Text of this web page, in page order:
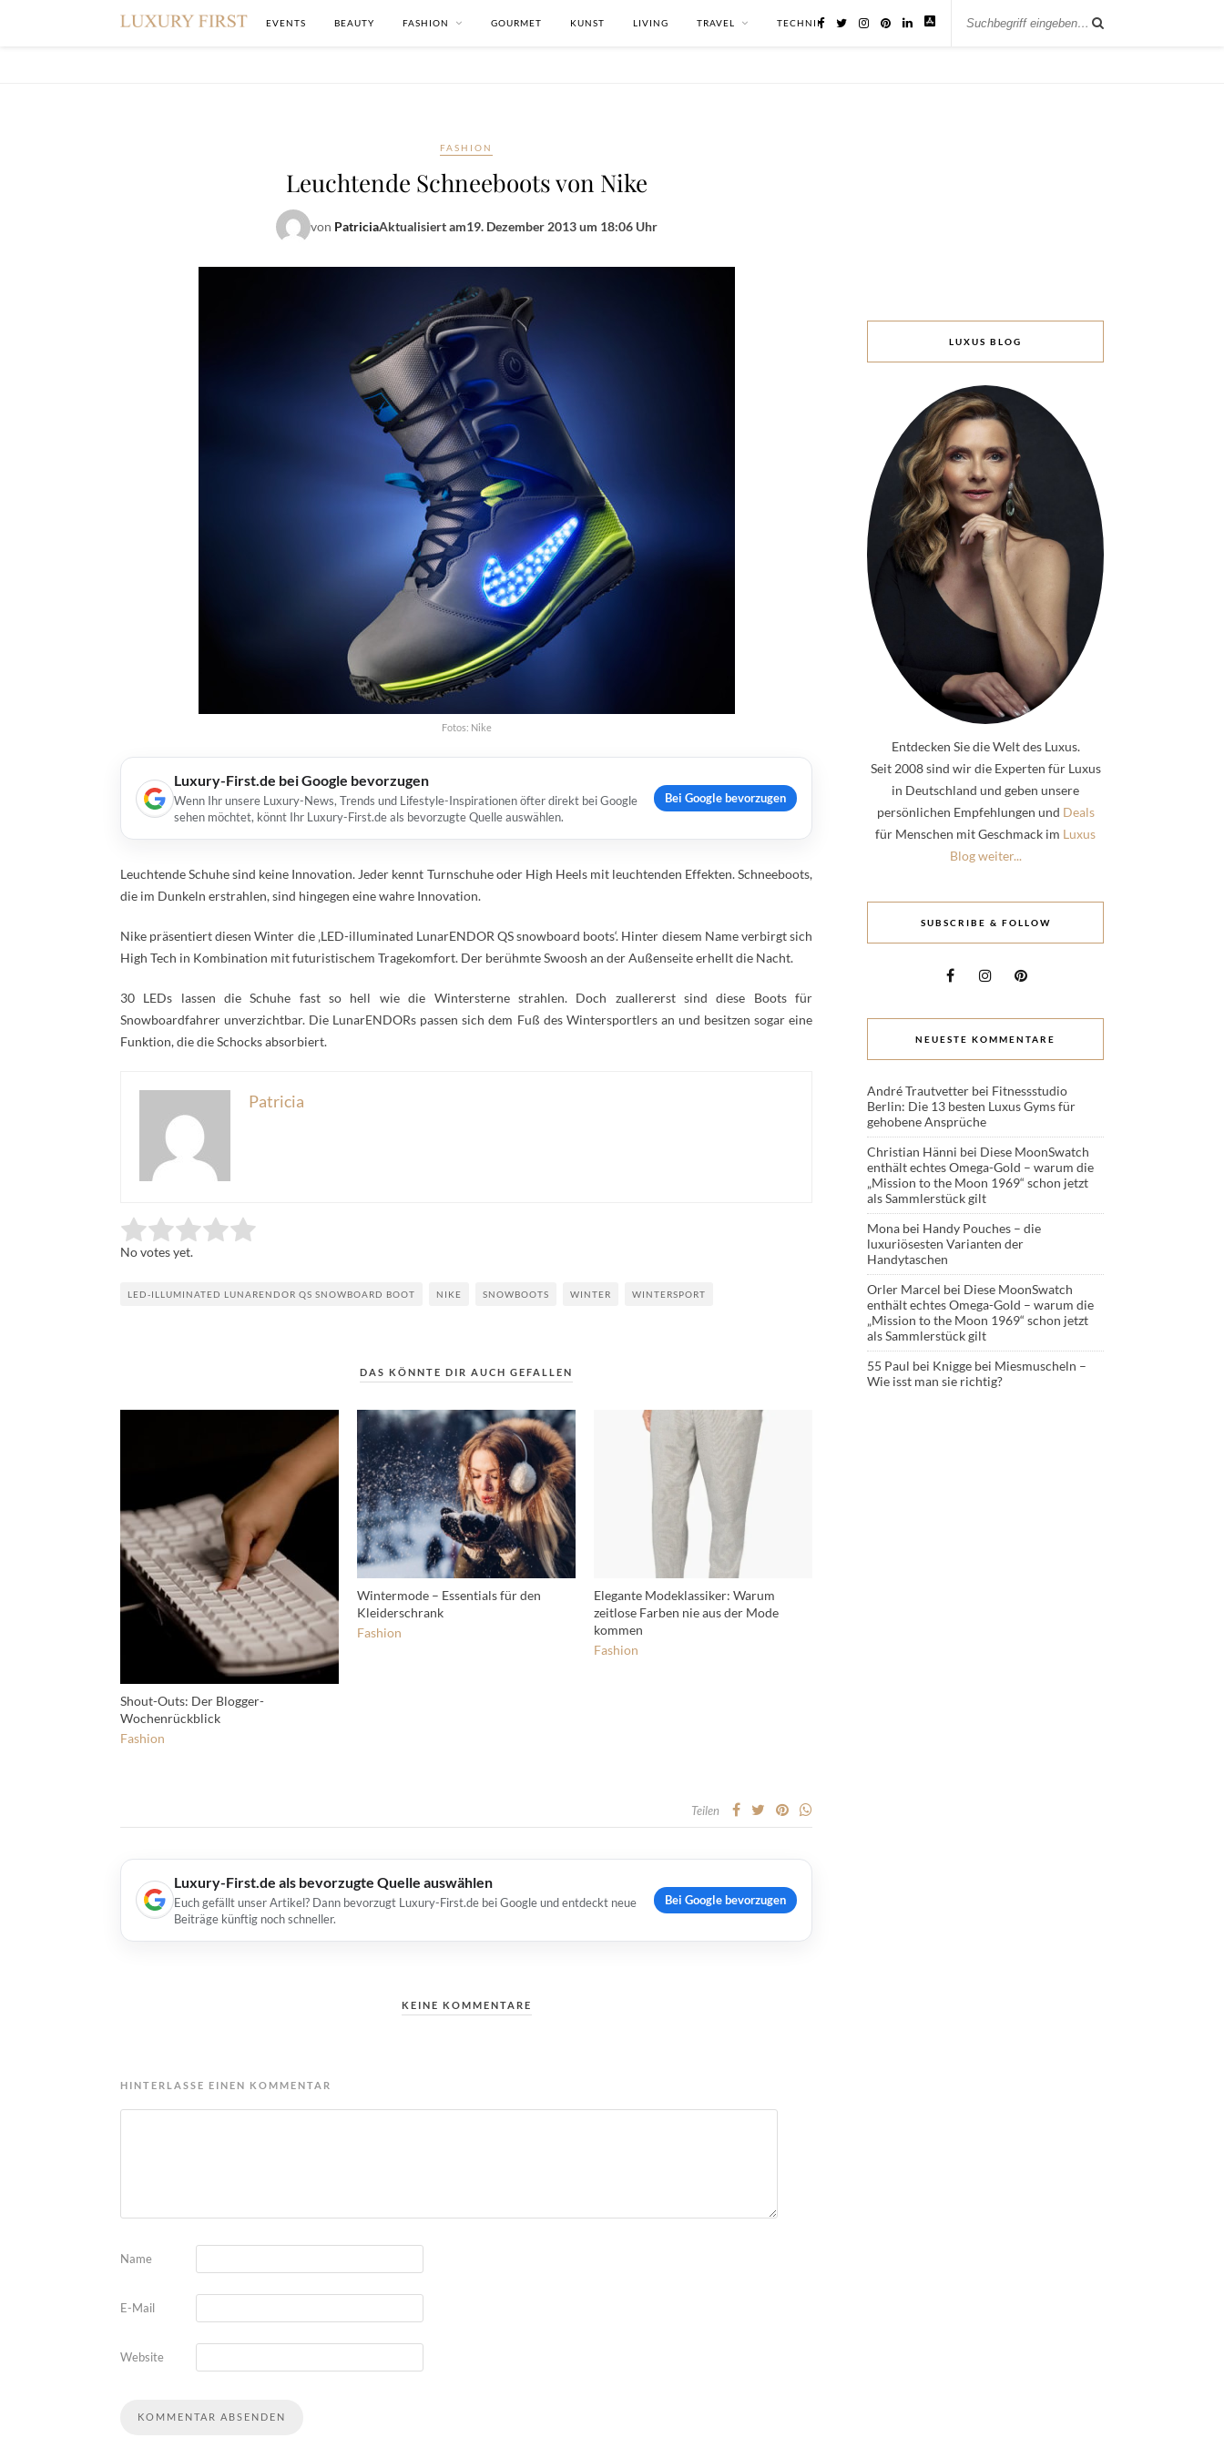
EVENTS BEAUTY FASHION GOURMET KUNST LIVING TRAVEL TECHNIK
FASHION
Leuchtende Schneeboots von Nike
von PatriciaAktualisiert am19. Dezember 2013 um 18:06 Uhr
Fotos: Nike
Luxury-First.de bei Google bevorzugen
Wenn Ihr unsere Luxury-News, Trends und Lifestyle-Inspirationen öfter direkt bei Google
sehen möchtet, könnt Ihr Luxury-First.de als bevorzugte Quelle auswählen.
Bei Google bevorzugen
Leuchtende Schuhe sind keine Innovation. Jeder kennt Turnschuhe oder High Heels mit leuchtenden Effekten. Schneeboots,
die im Dunkeln erstrahlen, sind hingegen eine wahre Innovation.
Nike präsentiert diesen Winter die ‚LED-illuminated LunarENDOR QS snowboard boots‘. Hinter diesem Name verbirgt sich
High Tech in Kombination mit futuristischem Tragekomfort. Der berühmte Swoosh an der Außenseite erhellt die Nacht.
30 LEDs lassen die Schuhe fast so hell wie die Wintersterne strahlen. Doch zuallererst sind diese Boots für
Snowboardfahrer unverzichtbar. Die LunarENDORs passen sich dem Fuß des Wintersportlers an und besitzen sogar eine
Funktion, die die Schocks absorbiert.
Patricia
Rate this item: Submit Rating
No votes yet.
LED-ILLUMINATED LUNARENDOR QS SNOWBOARD BOOT NIKE SNOWBOOTS WINTER WINTERSPORT
DAS KÖNNTE DIR AUCH GEFALLEN
Shout-Outs: Der Blogger-
Wochenrückblick
Fashion
Wintermode – Essentials für den
Kleiderschrank
Fashion
Elegante Modeklassiker: Warum
zeitlose Farben nie aus der Mode
kommen
Fashion
Teilen
Luxury-First.de als bevorzugte Quelle auswählen
Euch gefällt unser Artikel? Dann bevorzugt Luxury-First.de bei Google und entdeckt neue
Beiträge künftig noch schneller.
Bei Google bevorzugen
KEINE KOMMENTARE
HINTERLASSE EINEN KOMMENTAR
Name
E-Mail
Website
LUXUS BLOG
Entdecken Sie die Welt des Luxus.
Seit 2008 sind wir die Experten für Luxus
in Deutschland und geben unsere
persönlichen Empfehlungen und Deals
für Menschen mit Geschmack im Luxus
Blog weiter...
SUBSCRIBE & FOLLOW
NEUESTE KOMMENTARE
André Trautvetter bei Fitnessstudio
Berlin: Die 13 besten Luxus Gyms für
gehobene Ansprüche
Christian Hänni bei Diese MoonSwatch
enthält echtes Omega-Gold – warum die
„Mission to the Moon 1969“ schon jetzt
als Sammlerstück gilt
Mona bei Handy Pouches – die
luxuriösesten Varianten der
Handytaschen
Orler Marcel bei Diese MoonSwatch
enthält echtes Omega-Gold – warum die
„Mission to the Moon 1969“ schon jetzt
als Sammlerstück gilt
55 Paul bei Knigge bei Miesmuscheln –
Wie isst man sie richtig?